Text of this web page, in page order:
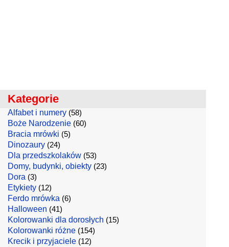
Kategorie
Alfabet i numery (58)
Boże Narodzenie (60)
Bracia mrówki (5)
Dinozaury (24)
Dla przedszkolaków (53)
Domy, budynki, obiekty (23)
Dora (3)
Etykiety (12)
Ferdo mrówka (6)
Halloween (41)
Kolorowanki dla dorosłych (15)
Kolorowanki różne (154)
Krecik i przyjaciele (12)